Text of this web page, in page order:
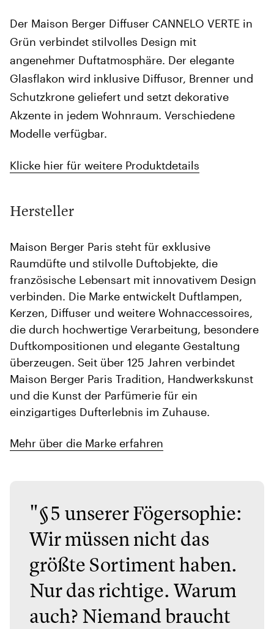
Der Maison Berger Diffuser CANNELO VERTE in
Grün verbindet stilvolles Design mit
angenehmer Duftatmosphäre. Der elegante
Glasflakon wird inklusive Diffusor, Brenner und
Schutzkrone geliefert und setzt dekorative
Akzente in jedem Wohnraum. Verschiedene
Modelle verfügbar.
Klicke hier für weitere Produktdetails
Hersteller
Maison Berger Paris steht für exklusive
Raumdüfte und stilvolle Duftobjekte, die
französische Lebensart mit innovativem Design
verbinden. Die Marke entwickelt Duftlampen,
Kerzen, Diffuser und weitere Wohnaccessoires,
die durch hochwertige Verarbeitung, besondere
Duftkompositionen und elegante Gestaltung
überzeugen. Seit über 125 Jahren verbindet
Maison Berger Paris Tradition, Handwerkskunst
und die Kunst der Parfümerie für ein
einzigartiges Dufterlebnis im Zuhause.
Mehr über die Marke erfahren
"§5 unserer Fögersophie:
Wir müssen nicht das
größte Sortiment haben.
Nur das richtige. Warum
auch? Niemand braucht